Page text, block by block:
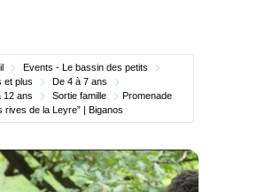
Events - Le bassin des petits
et plus
De 4 à 7 ans
12 ans
Sortie famille
Promenade
rives de la Leyre” | Biganos